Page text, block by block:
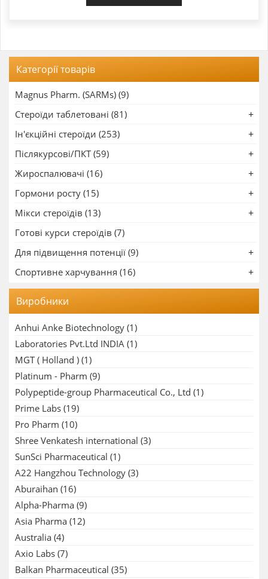
Категорії товарів
Magnus Pharm. (SARMs) (9)
Стероїди таблетовані (81)
Ін'єкційні стероїди (253)
Післякурсові/ПКТ (59)
Жироспалювачі (16)
Гормони росту (15)
Мікси стероїдів (13)
Готові курси стероїдів (7)
Для підвищення потенції (9)
Спортивне харчування (16)
Виробники
Anhui Anke Biotechnology (1)
Laboratories Pvt.Ltd INDIA (1)
MGT ( Holland ) (1)
Platinum - Pharm (9)
Polypeptide-group Pharmaceutical Co., Ltd (1)
Prime Labs (19)
Pro Pharm (10)
Shree Venkatesh international (3)
SunSci Pharmaceutical (1)
A22 Hangzhou Technology (3)
Aburaihan (16)
Alpha-Pharma (9)
Asia Pharma (12)
Australia (4)
Axio Labs (7)
Balkan Pharmaceutical (35)